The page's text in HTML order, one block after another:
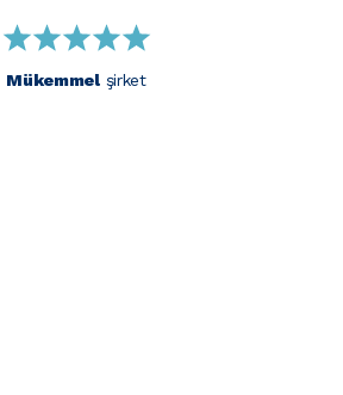
Mükemmelşirket